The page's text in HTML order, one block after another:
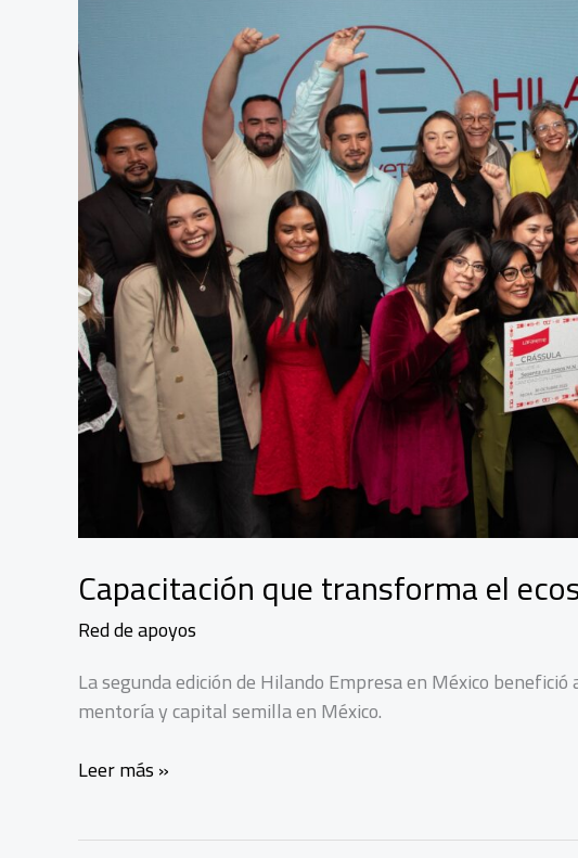
Capacitación que transforma el
Red de apoyos
La segunda edición de Hilando Empresa en México
mentoría y capital semilla en México.
Capacitación
Leer más »